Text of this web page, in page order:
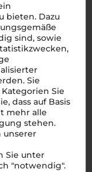
bieten. Dazu
sind, sowie
Sie
Sie
dass auf Basis
mehr alle
stehen.
unserer
Sie unter
"notwendig".
Lagrein
trocken
€ 26,90
(0.75l),
inkl. MwSt. zzgl. Versand